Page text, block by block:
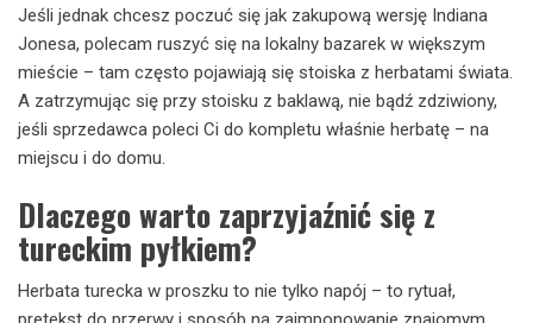
Jeśli jednak chcesz poczuć się jak zakupową wersję Indiana
Jonesa, polecam ruszyć się na lokalny bazarek w większym
mieście – tam często pojawiają się stoiska z herbatami świata.
A zatrzymując się przy stoisku z baklawą, nie bądź zdziwiony,
jeśli sprzedawca poleci Ci do kompletu właśnie herbatę – na
miejscu i do domu.
Dlaczego warto zaprzyjaźnić się z
tureckim pyłkiem?
Herbata turecka w proszku to nie tylko napój – to rytuał,